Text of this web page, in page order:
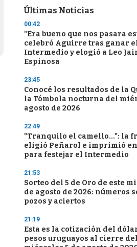
Últimas Noticias
00:42
"Era bueno que nos pasara
celebró Aguirre tras ganar
Intermedio y elogió a Leo
Espinosa
23:45
Conocé los resultados de la
la Tómbola nocturna del
agosto de 2026
22:49
"Tranquilo el camello...": la
eligió Peñarol e imprimió
para festejar el Intermedio
21:53
Sorteo del 5 de Oro de este
de agosto de 2026: números
pozos y aciertos
21:19
Esta es la cotización del
pesos uruguayos al cierre del